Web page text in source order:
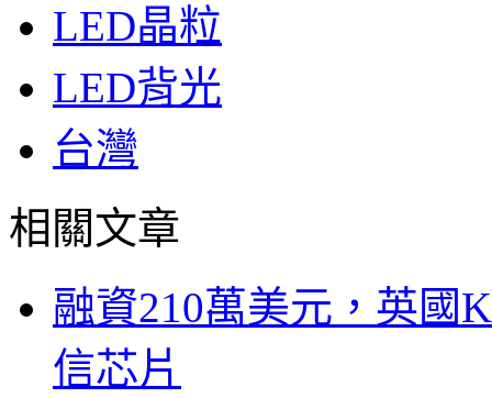
LED晶粒
LED背光
台灣
相關文章
融資210萬美元，英國
信芯片